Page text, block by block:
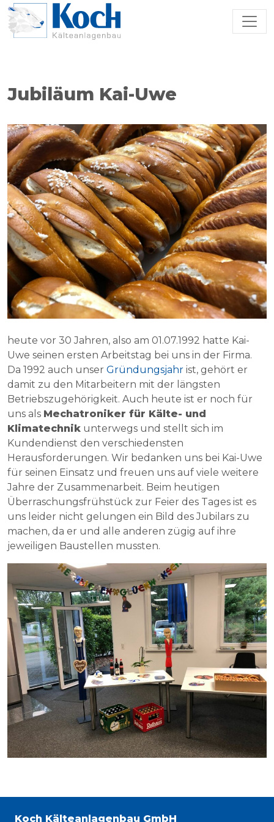
Jubiläum Kai-Uwe
heute vor 30 Jahren, also am 01.07.1992 hatte Kai-
Uwe seinen ersten Arbeitstag bei uns in der Firma.
Da 1992 auch unser Gründungsjahr ist, gehört er
damit zu den Mitarbeitern mit der längsten
Betriebszugehörigkeit. Auch heute ist er noch für
uns als Mechatroniker für Kälte- und
Klimatechnik unterwegs und stellt sich im
Kundendienst den verschiedensten
Herausforderungen. Wir bedanken uns bei Kai-Uwe
für seinen Einsatz und freuen uns auf viele weitere
Jahre der Zusammenarbeit. Beim heutigen
Überraschungsfrühstück zur Feier des Tages ist es
uns leider nicht gelungen ein Bild des Jubilars zu
machen, da er und alle anderen zügig auf ihre
jeweiligen Baustellen mussten.
Koch Kälteanlagenbau GmbH